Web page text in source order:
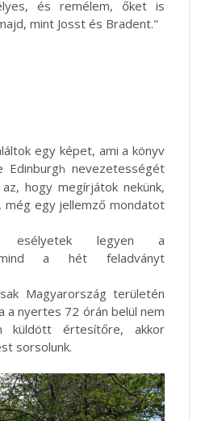
és remélem, őket is
mint Josst és Bradent."
egy képet, ami a könyv
Edinburgh nevezetességét
hogy megírjátok nekünk,
még egy jellemző mondatot
legyen a
mind a hét feladványt
Magyarország területén
a nyertes 72 órán belül nem
küldött értesítőre, akkor
sorsolunk.